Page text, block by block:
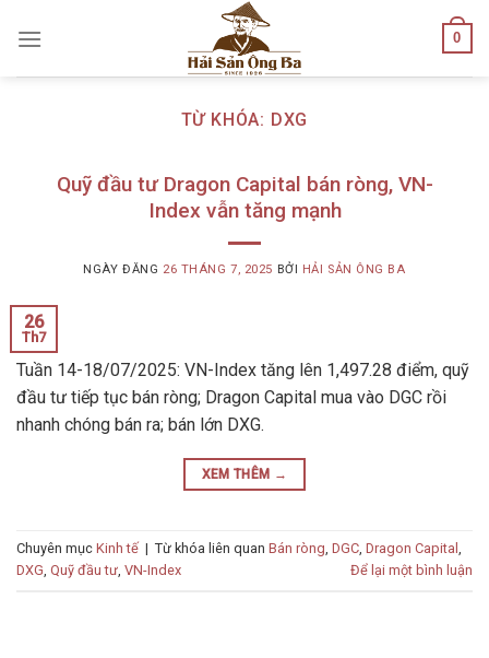
0
TỪ KHÓA: DXG
Quỹ đầu tư Dragon Capital bán ròng, VN-
Index vẫn tăng mạnh
NGÀY ĐĂNG 26 THÁNG 7, 2025 BỞI HẢI SẢN ÔNG BA
26
Th7
Tuần 14-18/07/2025: VN-Index tăng lên 1,497.28 điểm, quỹ
đầu tư tiếp tục bán ròng; Dragon Capital mua vào DGC rồi
nhanh chóng bán ra; bán lớn DXG.
XEM THÊM →
Chuyên mục Kinh tế | Từ khóa liên quan Bán ròng, DGC, Dragon Capital ,
DXG, Quỹ đầu tư, VN-Index Để lại một bình luận